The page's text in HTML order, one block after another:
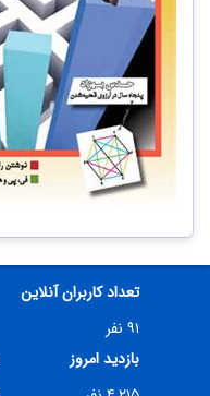
تعداد کاربران آنلاین
۹۱ نفر
بازدید امروز